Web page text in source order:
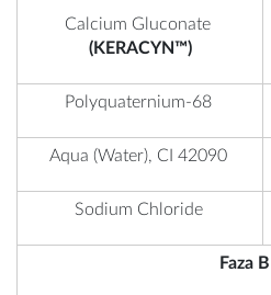
Calcium Gluconate
(KERACYN™)
Polyquaternium-68
Aqua (Water), CI 42090
Sodium Chloride
Faza B